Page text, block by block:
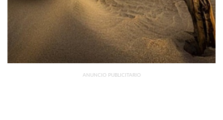
ANUNCIO PUBLICITARIO